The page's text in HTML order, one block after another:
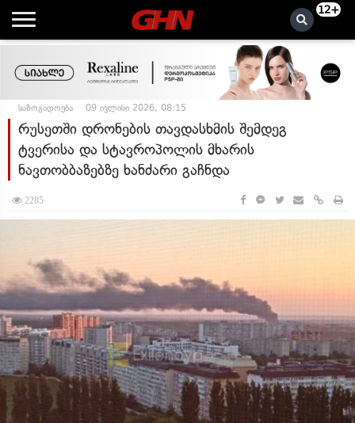
12+
საზოგადოება 09 ივლისი 2026, 08:15
რუსეთში დრონების თავდასხმის შემდეგ
ტვერისა და სტავროპოლის მხარის
ნავთობბაზებზე ხანძარი გაჩნდა
2285